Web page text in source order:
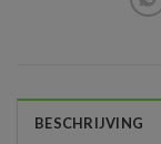
BESCHRIJVING